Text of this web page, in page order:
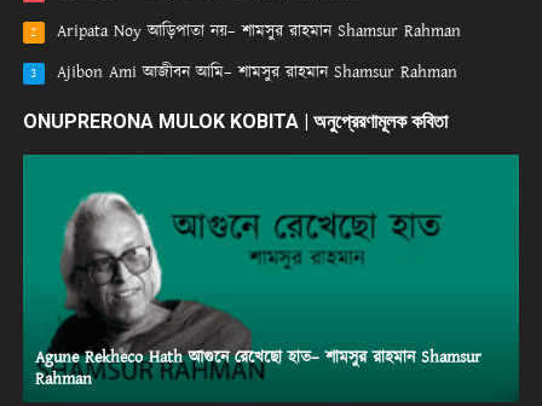
2 Aripata Noy আড়িপাতা নয়– শামসুর রাহমান Shamsur Rahman
3 Ajibon Ami আজীবন আমি– শামসুর রাহমান Shamsur Rahman
ONUPRERONA MULOK KOBITA | অনুপ্রেরণামূলক কবিতা
Agune Rekheco Hath আগুনে রেখেছো হাত– শামসুর রাহমান Shamsur
Rahman